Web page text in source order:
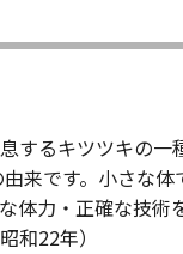
するキツツキの一
来です。小さな
体力・正確な技術
和22年）